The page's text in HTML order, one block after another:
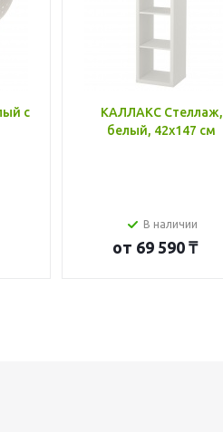
с
КАЛЛАКС Стеллаж,
белый, 42x147 см
В наличии
от 69 590 ₸